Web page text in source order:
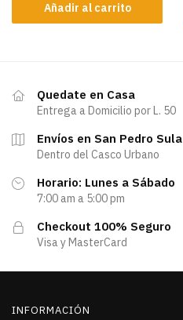
Añadir al carrito
Quedate en Casa
Entrega a Domicilio por L. 50
Envíos en San Pedro Sula
Dentro del Casco Urbano
Horario: Lunes a Sábado
7:00 am a 5:00 pm
Checkout 100% Seguro
Visa y MasterCard
INFORMACIÓN